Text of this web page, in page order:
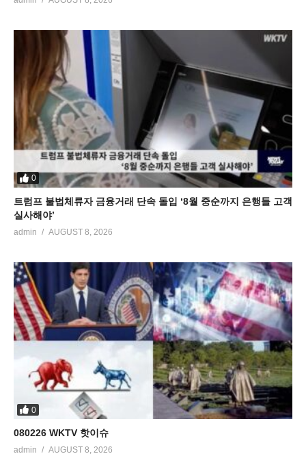
0
트럼프 불법체류자 금융거래 단속 돌입 ‘8월 중순까지 은행들 고객
실사해야’
admin AUGUST 8, 2026
0
080226 WKTV 핫이슈
admin AUGUST 8, 2026